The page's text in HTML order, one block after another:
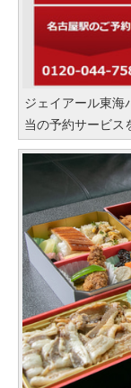
ジェイアール東海
当の予約サービス